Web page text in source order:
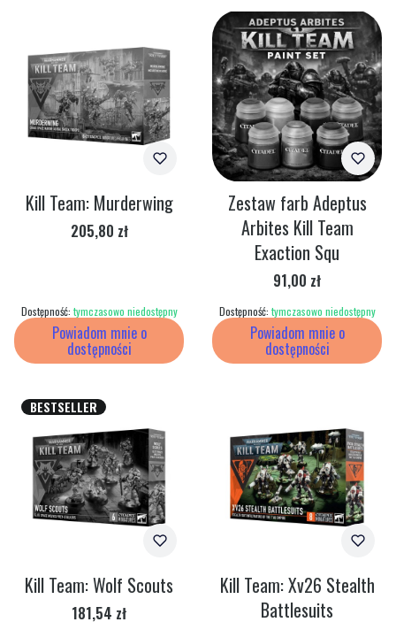
Powiadom mnie o
dostępności
Kill Team: Murderwing
Cena
205,80 zł
Dostępność: tymczasowo niedostępny
Powiadom mnie o
dostępności
Zestaw farb Adeptus
Arbites Kill Team
Exaction Squ
Cena
91,00 zł
Dostępność: tymczasowo niedostępny
BESTSELLER
Kill Team: Wolf Scouts
Cena
181,54 zł
Kill Team: Xv26 Stealth
Battlesuits